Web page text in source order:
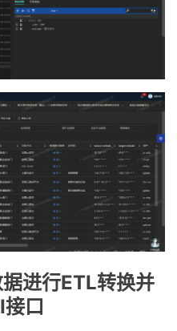
进行ETL转换并
口